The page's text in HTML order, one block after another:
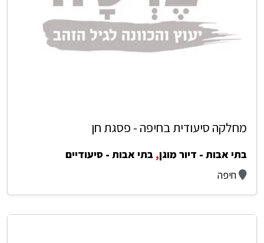
מחלקה סיעודית בחיפה - פסגת חן
בתי אבות - דיור מוגן, בתי אבות - סיעודיים
חיפה